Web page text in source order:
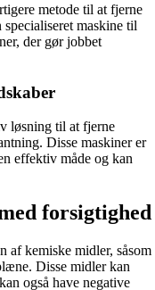
metode til at fjerne
maskine til
der gør jobbet
løsning til at fjerne
Disse maskiner er
effektiv måde og kan
forsigtighed
af kemiske midler, såsom
Disse midler kan
også have negative